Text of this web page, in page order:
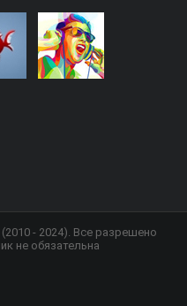
- 2024). Все разрешено
не обязательна